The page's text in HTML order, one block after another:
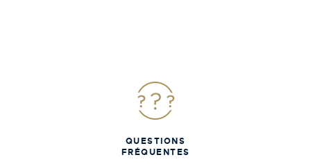
QUESTIONS
FRÉQUENTES